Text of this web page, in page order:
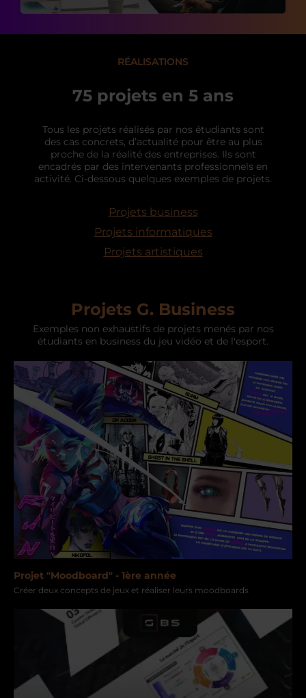
RÉALISATIONS
75 projets en 5 ans
Tous les projets réalisés par nos étudiants sont
des cas concrets, d’actualité pour être au plus
proche de la réalité des entreprises. Ils sont
encadrés par des intervenants professionnels en
activité. Ci-dessous quelques exemples de projets.
Projets business
Projets informatiques
Projets artistiques
Projets G. Business
Exemples non exhaustifs de projets menés par nos
étudiants en business du jeu vidéo et de l'esport.
Projet "Moodboard" - 1ère année
Créer deux concepts de jeux et réaliser leurs moodboards